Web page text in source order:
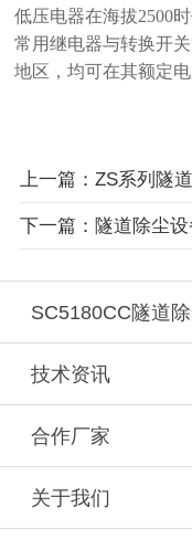
低压电器在海拔2500
常用继电器与转换开
地区，均可在其额定电
SC5180CC隧道
技术资讯
合作厂家
关于我们